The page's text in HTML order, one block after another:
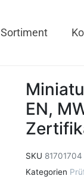
Sortiment
EN,
SKU 81701704
Kategorien